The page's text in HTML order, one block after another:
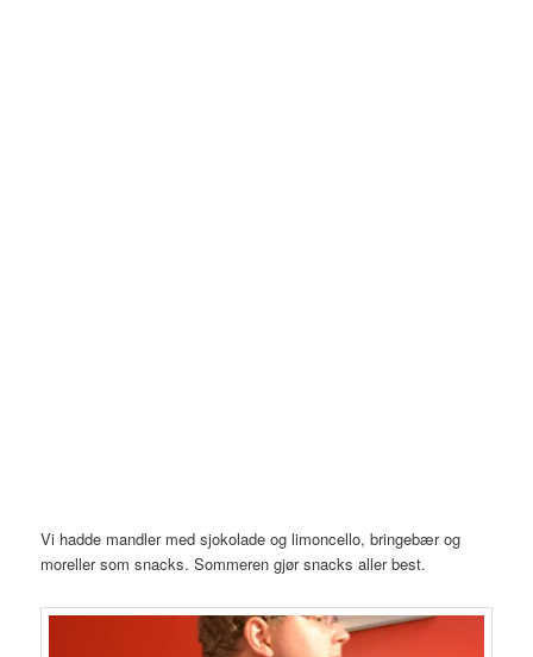
Vi hadde mandler med sjokolade og limoncello, bringebær og
moreller som snacks. Sommeren gjør snacks aller best.